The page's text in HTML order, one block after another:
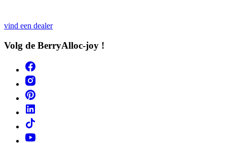
vind een dealer
Volg de BerryAlloc-joy !